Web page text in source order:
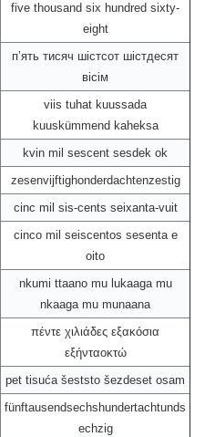
five thousand six hundred sixty-
eight
пʼять тисяч шістсот шістдесят
вісім
viis tuhat kuussada
kuuskümmend kaheksa
kvin mil sescent sesdek ok
zesenvijftighonderdachtenzestig
cinc mil sis-cents seixanta-vuit
cinco mil seiscentos sesenta e
oito
nkumi ttaano mu lukaaga mu
nkaaga mu munaana
πέντε χιλιάδες εξακόσια
εξήνταοκτώ
pet tisuća šeststo šezdeset osam
fünftausendsechshundertachtunds
echzig